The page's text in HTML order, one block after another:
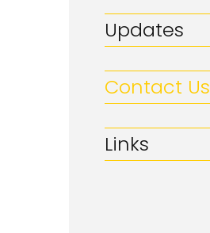
Updates
Contact Us
Links